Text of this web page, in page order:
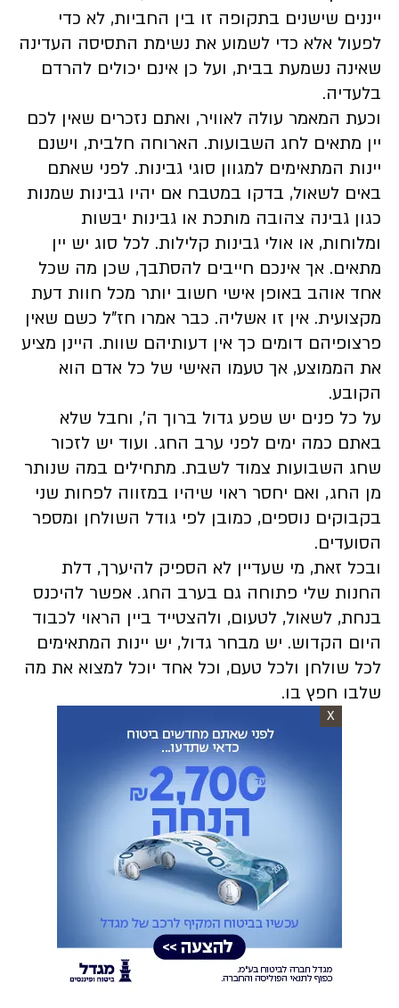
ייננים שישנים בתקופה זו בין החביות, לא כדי
לפעול אלא כדי לשמוע את נשימת התסיסה העדינה
שאינה נשמעת בבית, ועל כן אינם יכולים להרדם
בלעדיה.
וכעת המאמר עולה לאוויר, ואתם נזכרים שאין לכם
יין מתאים לחג השבועות. הארוחה חלבית, וישנם
יינות המתאימים למגוון סוגי גבינות. לפני שאתם
באים לשאול, בדקו במטבח אם יהיו גבינות שמנות
כגון גבינה צהובה מותכת או גבינות יבשות
ומלוחות, או אולי גבינות קלילות. לכל סוג יש יין
מתאים. אך אינכם חייבים להסתבך, שכן מה שכל
אחד אוהב באופן אישי חשוב יותר מכל חוות דעת
מקצועית. אין זו אשליה. כבר אמרו חז"ל כשם שאין
פרצופיהם דומים כך אין דעותיהם שוות. היינן מציע
את הממוצע, אך טעמו האישי של כל אדם הוא
הקובע.
על כל פנים יש שפע גדול ברוך ה', וחבל שלא
באתם כמה ימים לפני ערב החג. ועוד יש לזכור
שחג השבועות צמוד לשבת. מתחילים במה שנותר
מן החג, ואם יחסר ראוי שיהיו במזווה לפחות שני
בקבוקים נוספים, כמובן לפי גודל השולחן ומספר
הסועדים.
ובכל זאת, מי שעדיין לא הספיק להיערך, דלת
החנות שלי פתוחה גם בערב החג. אפשר להיכנס
בנחת, לשאול, לטעום, ולהצטייד ביין הראוי לכבוד
היום הקדוש. יש מבחר גדול, יש יינות המתאימים
לכל שולחן ולכל טעם, וכל אחד יוכל למצוא את מה
שלבו חפץ בו.
X